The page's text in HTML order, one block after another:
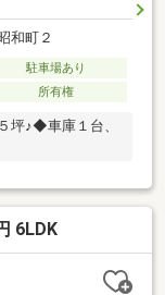
和町２
駐車場あり
所有権
坪♪◆車庫１台、
6LDK